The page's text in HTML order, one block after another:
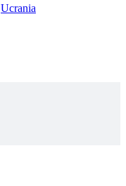
Ucrania